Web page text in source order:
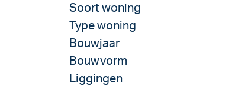
Soort woning
Type woning
Bouwjaar
Bouwvorm
Liggingen